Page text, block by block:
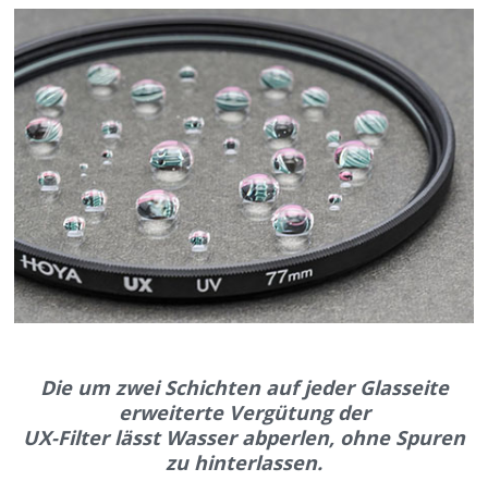
Die um zwei Schichten auf jeder Glasseite
erweiterte Vergütung der
UX-Filter lässt Wasser abperlen, ohne Spuren
zu hinterlassen.